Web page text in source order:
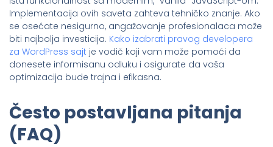
Implementacija ovih saveta zahteva tehničko znanje. Ako
se osećate nesigurno, angažovanje profesionalaca može
biti najbolja investicija. Kako izabrati pravog developera
za WordPress sajt je vodič koji vam može pomoći da
donesete informisanu odluku i osigurate da vaša
optimizacija bude trajna i efikasna.
Često postavljana pitanja
(FAQ)